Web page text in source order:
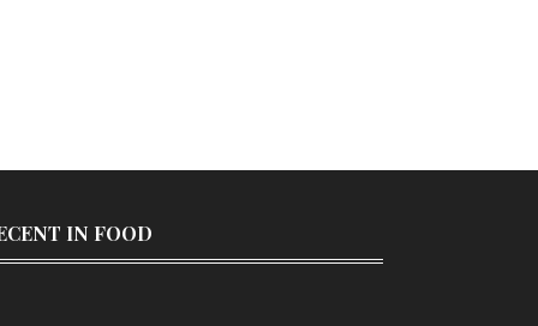
IN FOOD